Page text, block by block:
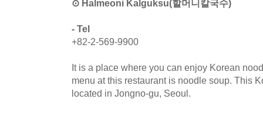
⊙ Halmeoni Kalguksu(할머니칼국수)
- Tel
+82-2-569-9900
It is a place where you can enjoy Korean
menu at this restaurant is noodle soup. This
located in Jongno-gu, Seoul.